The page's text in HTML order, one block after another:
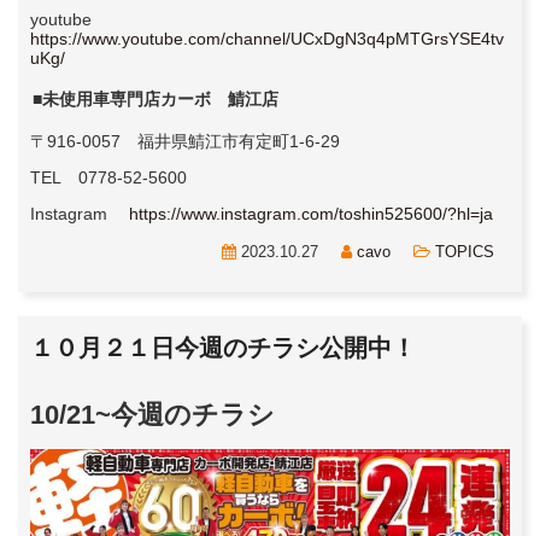
youtube
https://www.youtube.com/channel/UCxDgN3q4pMTGrsYSE4tv
uKg/
■未使用車専門店カーボ 鯖江店
〒916-0057 福井県鯖江市有定町1-6-29
TEL 0778-52-5600
Instagram https://www.instagram.com/toshin525600/?hl=ja
2023.10.27 cavo TOPICS
１０月２１日今週のチラシ公開中！
10/21~今週のチラシ